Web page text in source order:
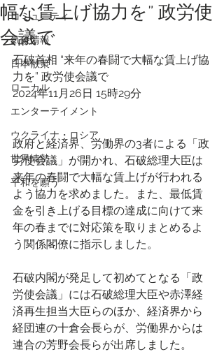
コミュニティ
気象情報
日本散策
ローカル
エンターテイメント
ウクライナ・ロシア
世界情勢
平和を願う
幅な賃上げ協力を” 政労使
会議で
石破首相 “来年の春闘で大幅な賃上げ協
力を” 政労使会議で
2024年11月26日 15時29分
政府と経済界、労働界の3者による「政
労使会議」が開かれ、石破総理大臣は
来年の春闘で大幅な賃上げが行われる
よう協力を求めました。また、最低賃
金を引き上げる目標の達成に向けて来
年の春までに対応策を取りまとめるよ
う関係閣僚に指示しました。
石破内閣が発足して初めてとなる「政
労使会議」には石破総理大臣や赤澤経
済再生担当大臣らのほか、経済界から
経団連の十倉会長らが、労働界からは
連合の芳野会長らが出席しました。